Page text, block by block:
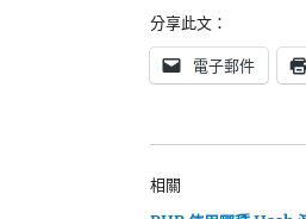
分享此文：
電子郵件
相關